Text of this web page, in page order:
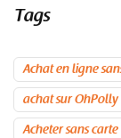
Tags
Achat en ligne
achat sur OhPolly
Acheter sans